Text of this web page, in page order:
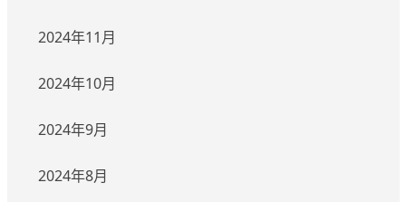
2024年11月
2024年10月
2024年9月
2024年8月